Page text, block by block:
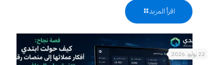
اقرأ المزيد
22 يوليو، 2026